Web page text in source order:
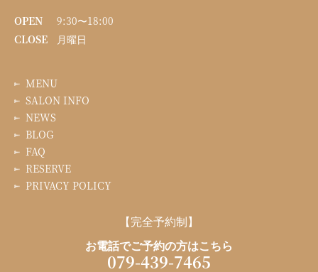
OPEN
9:30〜18:00
CLOSE
月曜日
MENU
SALON INFO
NEWS
BLOG
FAQ
RESERVE
PRIVACY POLICY
【完全予約制】
お電話でご予約の方はこちら
079-439-7465